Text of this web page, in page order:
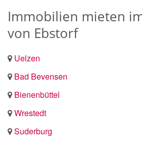
Immobilien mieten
von Ebstorf
Uelzen
Bad Bevensen
Bienenbüttel
Wrestedt
Suderburg